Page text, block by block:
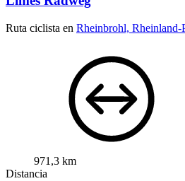
Ruta ciclista en Rheinbrohl, Rheinland-
971,3 km
Distancia